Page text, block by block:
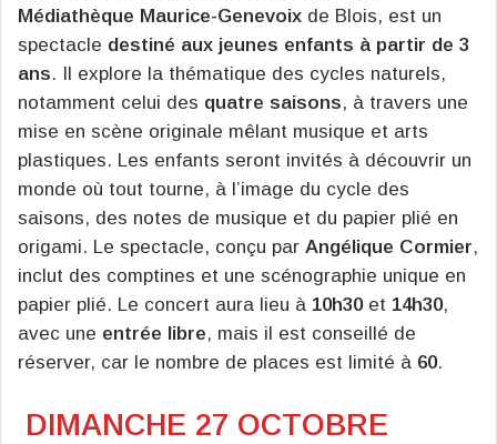
Médiathèque Maurice-Genevoix de Blois, est un
spectacle destiné aux jeunes enfants à partir de 3
ans. Il explore la thématique des cycles naturels,
notamment celui des quatre saisons, à travers une
mise en scène originale mêlant musique et arts
plastiques. Les enfants seront invités à découvrir un
monde où tout tourne, à l’image du cycle des
saisons, des notes de musique et du papier plié en
origami. Le spectacle, conçu par Angélique Cormier,
inclut des comptines et une scénographie unique en
papier plié. Le concert aura lieu à 10h30et 14h30,
avec une entrée libre, mais il est conseillé de
réserver, car le nombre de places est limité à 60.
DIMANCHE 27 OCTOBRE